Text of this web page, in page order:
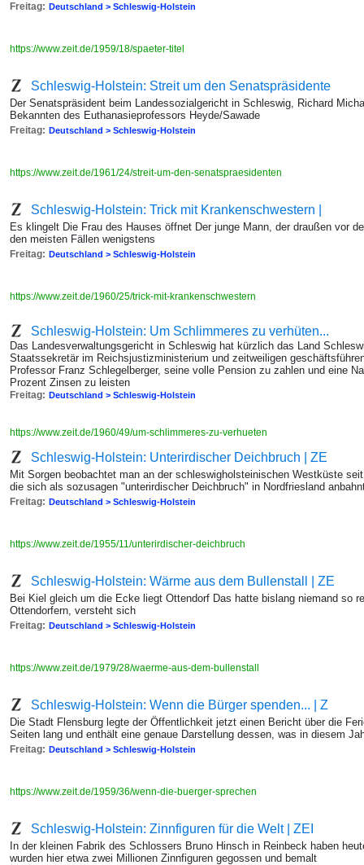
Freitag: Deutschland > Schleswig-Holstein
https://www.zeit.de/1959/18/spaeter-titel
Schleswig-Holstein: Streit um den Senatspräsidente
Der Senatspräsident beim Landessozialgericht in Schleswig, Richard
Bekannten des Euthanasieprofessors Heyde/Sawade
Freitag: Deutschland > Schleswig-Holstein
https://www.zeit.de/1961/24/streit-um-den-senatspraesidenten
Schleswig-Holstein: Trick mit Krankenschwestern |
Es klingelt Die Frau des Hauses öffnet Der junge Mann, der draußen vor
den meisten Fällen wenigstens
Freitag: Deutschland > Schleswig-Holstein
https://www.zeit.de/1960/25/trick-mit-krankenschwestern
Schleswig-Holstein: Um Schlimmeres zu verhüten...
Das Landesverwaltungsgericht in Schleswig hat kürzlich das Land
Staatssekretär im Reichsjustizministerium und zeitweiligen
Professor Franz Schlegelberger, seine volle Pension zu zahlen und eine
Prozent Zinsen zu leisten
Freitag: Deutschland > Schleswig-Holstein
https://www.zeit.de/1960/49/um-schlimmeres-zu-verhueten
Schleswig-Holstein: Unterirdischer Deichbruch | ZE
Mit Sorgen beobachtet man an der schleswigholsteinischen Westküste
die sich als sozusagen "unterirdischer Deichbruch" in Nordfriesland
Freitag: Deutschland > Schleswig-Holstein
https://www.zeit.de/1955/11/unterirdischer-deichbruch
Schleswig-Holstein: Wärme aus dem Bullenstall | ZE
Bei Kiel gleich um die Ecke liegt Ottendorf Das hatte bislang niemand so
Ottendorfern, versteht sich
Freitag: Deutschland > Schleswig-Holstein
https://www.zeit.de/1979/28/waerme-aus-dem-bullenstall
Schleswig-Holstein: Wenn die Bürger spenden... | Z
Die Stadt Flensburg legte der Öffentlichkeit jetzt einen Bericht über die
Seiten lang und enthält eine genaue Darstellung dessen, was in diesem
Freitag: Deutschland > Schleswig-Holstein
https://www.zeit.de/1959/36/wenn-die-buerger-sprechen
Schleswig-Holstein: Zinnfiguren für die Welt | ZEI
In der kleinen Fabrik des Schlossers Bruno Hinsch in Reinbeck haben
wurden hier etwa zwei Millionen Zinnfiguren gegossen und bemalt